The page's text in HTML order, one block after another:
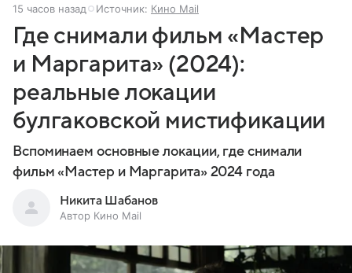
15 часов назад Источник: Кино Mail
Где снимали фильм «Мастер
и Маргарита» (2024):
реальные локации
булгаковской мистификации
Вспоминаем основные локации, где снимали
фильм «Мастер и Маргарита» 2024 года
Никита Шабанов
Автор Кино Mail